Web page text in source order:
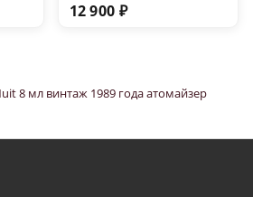
12 900 ₽
8 мл винтаж 1989 года атомайзер